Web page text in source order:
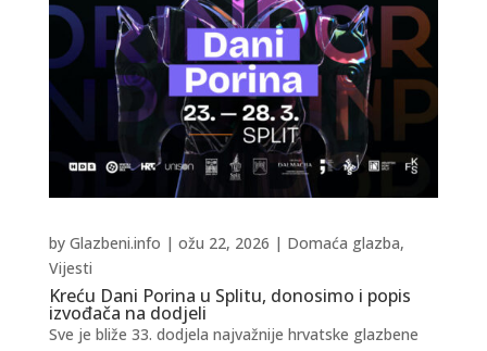
Kreću Dani Porina u Splitu, donosimo i popis
izvođača na dodjeli
by Glazbeni.info | ožu 22, 2026 | Domaća glazba,
Vijesti
Sve je bliže 33. dodjela najvažnije hrvatske glazbene